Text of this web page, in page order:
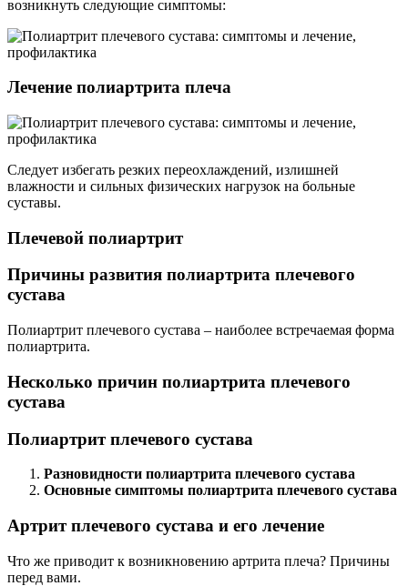
возникнуть следующие симптомы:
Лечение полиартрита плеча
Следует избегать резких переохлаждений, излишней
влажности и сильных физических нагрузок на больные
суставы.
Плечевой полиартрит
Причины развития полиартрита плечевого
сустава
Полиартрит плечевого сустава – наиболее встречаемая форма
полиартрита.
Несколько причин полиартрита плечевого
сустава
Полиартрит плечевого сустава
Разновидности полиартрита плечевого сустава
Основные симптомы полиартрита плечевого сустава
Артрит плечевого сустава и его лечение
Что же приводит к возникновению артрита плеча? Причины
перед вами.